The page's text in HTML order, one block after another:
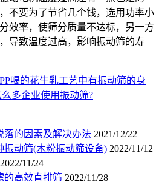
不要为了节省几个钱，选用功率小
效率，使筛分质量不达标，另一方
导致温度过高，影响振动筛的寿
喝的花生乳工艺中有振动筛的身
多企业使用振动筛?
落的因素及解决办法 2021/12/22
振动筛(木粉振动筛设备) 2022/11/12
2022/11/24
的高效直排筛 2022/11/28